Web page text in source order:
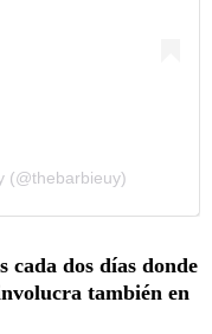
(@thebarbieuy)
cada dos días donde
también en